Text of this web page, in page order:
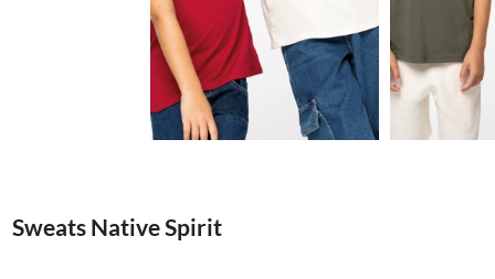
3.7€
Sweats Native Spirit